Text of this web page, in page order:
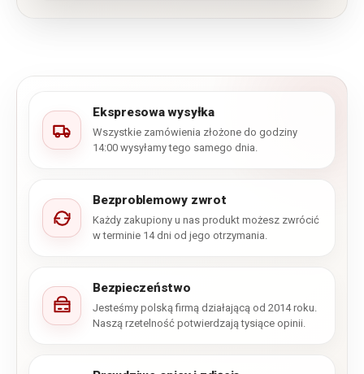
Ekspresowa wysyłka
Wszystkie zamówienia złożone do godziny
14:00 wysyłamy tego samego dnia.
Bezproblemowy zwrot
Każdy zakupiony u nas produkt możesz zwrócić
w terminie 14 dni od jego otrzymania.
Bezpieczeństwo
Jesteśmy polską firmą działającą od 2014 roku.
Naszą rzetelność potwierdzają tysiące opinii.